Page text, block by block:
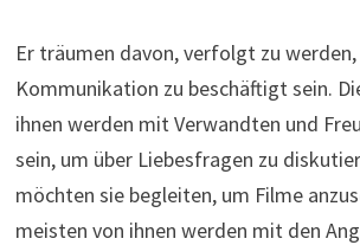
Er träumen davon, verfolgt zu
Kommunikation zu beschäftigt sein.
ihnen werden mit Verwandten und
sein, um über Liebesfragen zu
möchten sie begleiten, um Filme
meisten von ihnen werden mit den